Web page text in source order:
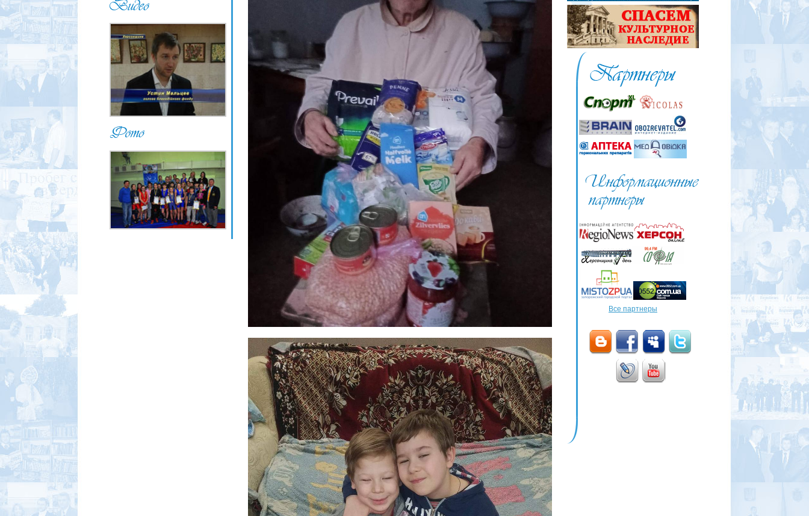
Все партнеры